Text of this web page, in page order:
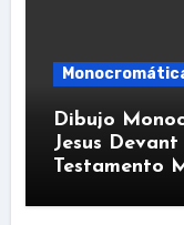
Dibujo
Jesus
Testamento